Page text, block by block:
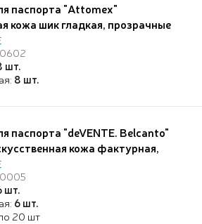
паспорта "Attomex"
кожа шик гладкая, прозрачные
с отделами для визиток и сим
уголки, бордовая
шт.
8 шт.
паспорта "deVENTE. Belcanto"
кожа фактурная,
5 отделений для визиток,
пакете с европодвесом,
шт.
6 шт.
20 шт